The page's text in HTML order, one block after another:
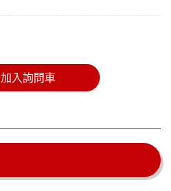
加入詢問車